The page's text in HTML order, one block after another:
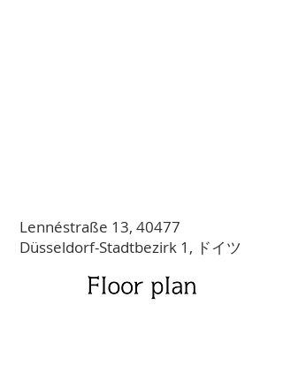
Lennéstraße 13, 40477
Düsseldorf-Stadtbezirk 1, ドイツ